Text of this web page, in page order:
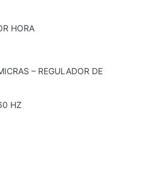
HORA
– REGULADOR DE
HZ